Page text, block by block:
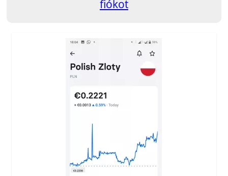
fiókot